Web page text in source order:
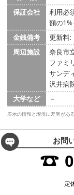
保証会社
利用必
額の
金銭備考
更新料:
周辺施設
奈良市
ファミ
サンデ
沢井病
大学など
－
表示の情報と現況に差異があ
お問
定